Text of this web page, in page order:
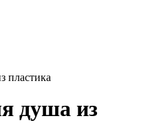
пластика
душа из